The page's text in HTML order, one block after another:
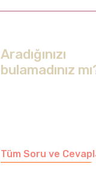
Aradığınızı
bulamadınız
Tüm Soru ve